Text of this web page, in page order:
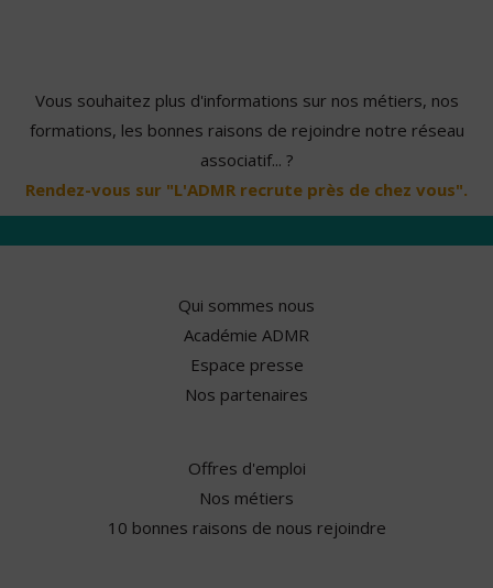
Vous souhaitez plus d'informations sur nos métiers, nos
formations, les bonnes raisons de rejoindre notre réseau
associatif... ?
Rendez-vous sur "L'ADMR recrute près de chez vous".
Qui sommes nous
Académie ADMR
Espace presse
Nos partenaires
Offres d'emploi
Nos métiers
10 bonnes raisons de nous rejoindre